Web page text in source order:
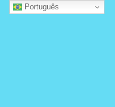
Português